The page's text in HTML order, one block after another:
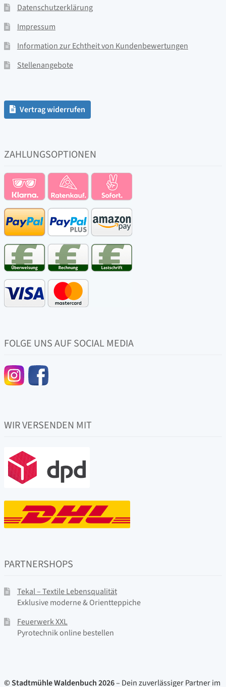
Datenschutzerklärung
Impressum
Information zur Echtheit von Kundenbewertungen
Stellenangebote
Vertrag widerrufen
ZAHLUNGSOPTIONEN
FOLGE UNS AUF SOCIAL MEDIA
WIR VERSENDEN MIT
PARTNERSHOPS
Tekal – Textile Lebensqualität
Exklusive moderne & Orientteppiche
Feuerwerk XXL
Pyrotechnik online bestellen
© Stadtmühle Waldenbuch 2026– Dein zuverlässiger Partner im